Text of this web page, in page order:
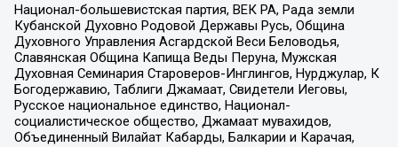
Национал-большевистская партия, ВЕК РА, Рада земли
Кубанской Духовно Родовой Державы Русь, Община
Духовного Управления Асгардской Веси Беловодья,
Славянская Община Капища Веды Перуна, Мужская
Духовная Семинария Староверов-Инглингов, Нурджулар, К
Богодержавию, Таблиги Джамаат, Свидетели Иеговы,
Русское национальное единство, Национал-
социалистическое общество, Джамаат мувахидов,
Объединенный Вилайат Кабарды, Балкарии и Карачая,